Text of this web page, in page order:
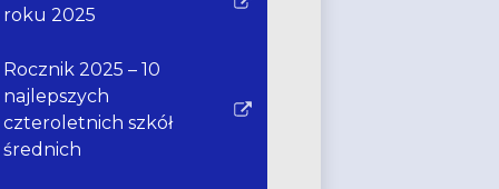
roku 2025
Link
się
w
nowym
oknie
Rocznik 2025 – 10
najlepszych
czteroletnich szkół
średnich
Link
otwiera